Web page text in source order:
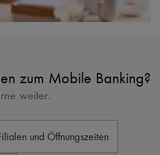
zum Mobile Banking?
weiter.
und Öffnungszeiten